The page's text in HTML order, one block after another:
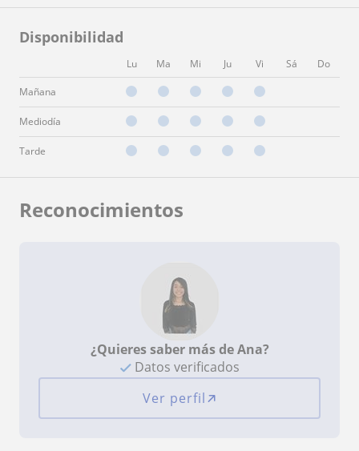
Disponibilidad
Lu Ma Mi Ju Vi Sá Do
Mañana
Mediodía
Tarde
Reconocimientos
¿Quieres saber más de Ana?
Datos verificados
Ver perfil